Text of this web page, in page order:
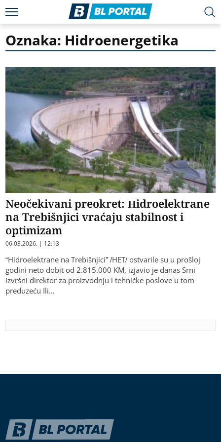
Oznaka: Hidroenergetika
Neočekivani preokret: Hidroelektrane
na Trebišnjici vraćaju stabilnost i
optimizam
06.03.2026. | 12:13
“Hidroelektrane na Trebišnjici” /HET/ ostvarile su u prošloj
godini neto dobit od 2.815.000 KM, izjavio je danas Srni
izvršni direktor za proizvodnju i tehničke poslove u tom
preduzeću Ili…